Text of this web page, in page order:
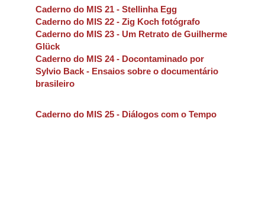
Caderno do MIS 21 - Stellinha Egg
Caderno do MIS 22 - Zig Koch fotógrafo
Caderno do MIS 23 - Um Retrato de Guilherme
Glück
Caderno do MIS 24 - Docontaminado por
Sylvio Back - Ensaios sobre o documentário
brasileiro
Caderno do MIS 25 - Diálogos com o Tempo